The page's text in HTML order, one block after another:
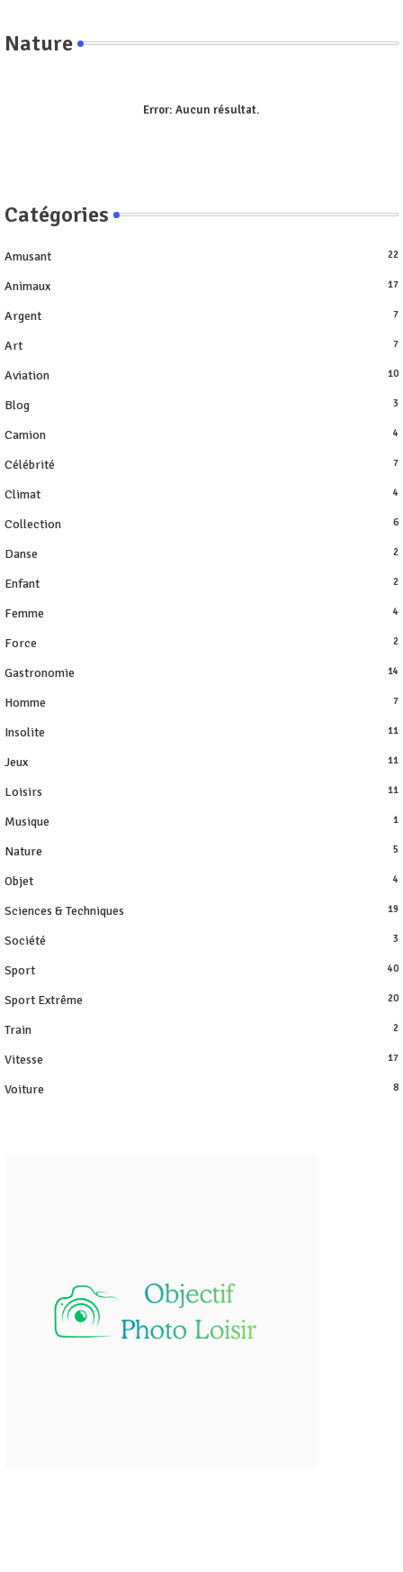
Nature
Error: Aucun résultat.
Catégories
Amusant 22
Animaux 17
Argent 7
Art 7
Aviation 10
Blog 3
Camion 4
Célébrité 7
Climat 4
Collection 6
Danse 2
Enfant 2
Femme 4
Force 2
Gastronomie 14
Homme 7
Insolite 11
Jeux 11
Loisirs 11
Musique 1
Nature 5
Objet 4
Sciences & Techniques 19
Société 3
Sport 40
Sport Extrême 20
Train 2
Vitesse 17
Voiture 8